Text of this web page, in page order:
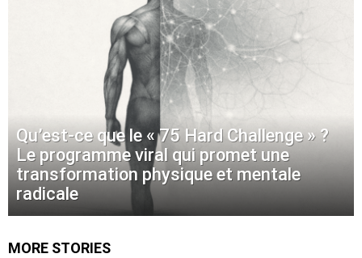
Qu’est-ce que le « 75 Hard Challenge » ?
Le programme viral qui promet une
transformation physique et mentale
radicale
MORE STORIES